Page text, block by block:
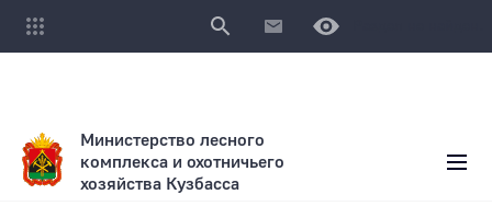
Министерство лесного
комплекса и охотничьего
хозяйства Кузбасса
Особо охраняемые природные территории